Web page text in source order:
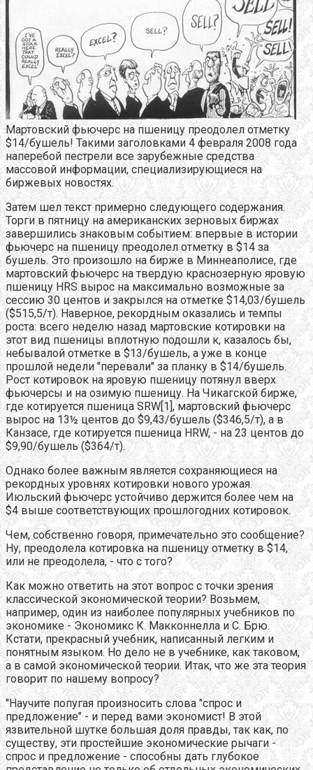
Мартовский фьючерс на пшеницу преодолел отметку
$14/бушель! Такими заголовками 4 февраля 2008 года
наперебой пестрели все зарубежные средства
массовой информации, специализирующиеся на
биржевых новостях.
Затем шел текст примерно следующего содержания.
Торги в пятницу на американских зерновых биржах
завершились знаковым событием: впервые в истории
фьючерс на пшеницу преодолел отметку в $14 за
бушель. Это произошло на бирже в Миннеаполисе, где
мартовский фьючерс на твердую краснозерную яровую
пшеницу HRS вырос на максимально возможные за
сессию 30 центов и закрылся на отметке $14,03/бушель
($515,5/т). Наверное, рекордным оказались и темпы
роста: всего неделю назад мартовские котировки на
этот вид пшеницы вплотную подошли к, казалось бы,
небывалой отметке в $13/бушель, а уже в конце
прошлой недели "перевали" за планку в $14/бушель.
Рост котировок на яровую пшеницу потянул вверх
фьючерсы и на озимую пшеницу. На Чикагской бирже,
где котируется пшеница SRW[1], мартовский фьючерс
вырос на 13½ центов до $9,43/бушель ($346,5/т), а в
Канзасе, где котируется пшеница HRW, - на 23 центов до
$9,90/бушель ($364/т).
Однако более важным является сохраняющиеся на
рекордных уровнях котировки нового урожая.
Июльский фьючерс устойчиво держится более чем на
$4 выше соответствующих прошлогодних котировок.
Чем, собственно говоря, примечательно это сообщение?
Ну, преодолела котировка на пшеницу отметку в $14,
или не преодолела, - что с того?
Как можно ответить на этот вопрос с точки зрения
классической экономической теории? Возьмем,
например, один из наиболее популярных учебников по
экономике - Экономикс К. Макконнелла и С. Брю.
Кстати, прекрасный учебник, написанный легким и
понятным языком. Но дело не в учебнике, как таковом,
а в самой экономической теории. Итак, что же эта теория
говорит по нашему вопросу?
"Научите попугая произносить слова "спрос и
предложение" - и перед вами экономист! В этой
язвительной шутке большая доля правды, так как, по
существу, эти простейшие экономические рычаги -
спрос и предложение - способны дать глубокое